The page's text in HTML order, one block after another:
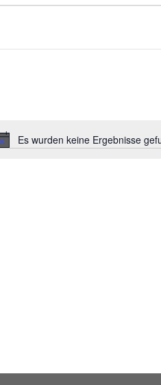
Hinweis
Es wurden keine Ergebnisse